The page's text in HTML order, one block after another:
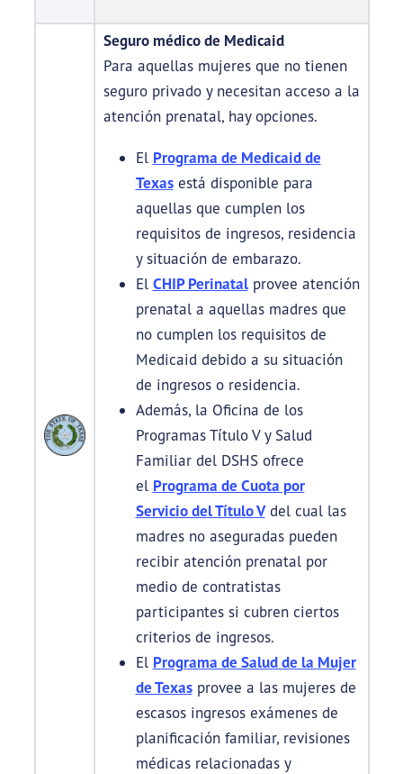
Seguro médico de Medicaid
Para aquellas mujeres que no tienen
seguro privado y necesitan acceso a la
atención prenatal, hay opciones.
El Programa de Medicaid de
Texasestá disponible para
aquellas que cumplen los
requisitos de ingresos, residencia
y situación de embarazo.
El CHIP Perinatalprovee atención
prenatal a aquellas madres que
no cumplen los requisitos de
Medicaid debido a su situación
de ingresos o residencia.
Además, la Oficina de los
Programas Título V y Salud
Familiar del DSHS ofrece
el Programa de Cuota por
Servicio del Título Vdel cual las
madres no aseguradas pueden
recibir atención prenatal por
medio de contratistas
participantes si cubren ciertos
criterios de ingresos.
El Programa de Salud de la Mujer
de Texasprovee a las mujeres de
escasos ingresos exámenes de
planificación familiar, revisiones
médicas relacionadas y